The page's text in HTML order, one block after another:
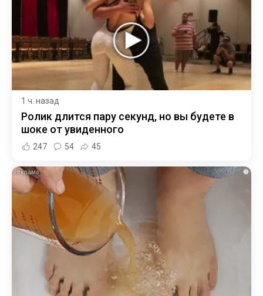
1 ч. назад
Ролик длится пару секунд, но вы будете в
шоке от увиденного
247 54 45
i